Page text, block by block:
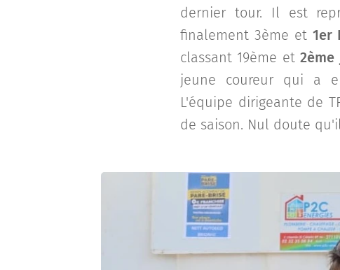
dernier tour. Il est
finalement 3ème et 1er
classant 19ème et
jeune coureur qui a
L'équipe dirigeante de
de saison. Nul doute